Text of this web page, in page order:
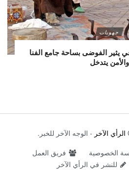
جهويات
يثير الفوضى بساحة جامع الفنا
والأمن يتدخل
الرأي الآخر - الوجه الآخر للخبر.
الخصوصية
فريق العمل
للنشر في الرأي الآخر